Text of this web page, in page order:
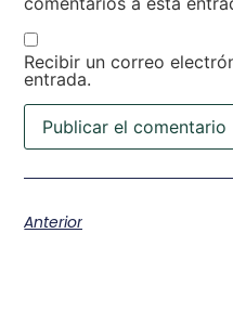
Recibir un correo
entrada.
Anterior